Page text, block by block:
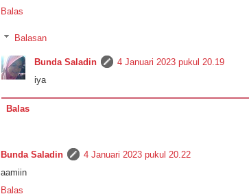
Balas
Balasan
Bunda Saladin
4 Januari 2023 pukul 20.19
iya
Balas
Bunda Saladin
4 Januari 2023 pukul 20.22
aamiin
Balas